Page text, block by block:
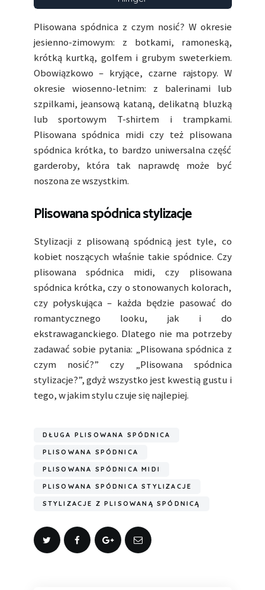
Plisowana spódnica z czym nosić? W okresie
jesienno-zimowym: z botkami, ramoneską,
krótką kurtką, golfem i grubym sweterkiem.
Obowiązkowo – kryjące, czarne rajstopy. W
okresie wiosenno-letnim: z balerinami lub
szpilkami, jeansową kataną, delikatną bluzką
lub sportowym T-shirtem i trampkami.
Plisowana spódnica midi czy też plisowana
spódnica krótka, to bardzo uniwersalna część
garderoby, która tak naprawdę może być
noszona ze wszystkim.
Plisowana spódnica stylizacje
Stylizacji z plisowaną spódnicą jest tyle, co
kobiet noszących właśnie takie spódnice. Czy
plisowana spódnica midi, czy plisowana
spódnica krótka, czy o stonowanych kolorach,
czy połyskująca – każda będzie pasować do
romantycznego looku, jak i do
ekstrawaganckiego. Dlatego nie ma potrzeby
zadawać sobie pytania: „Plisowana spódnica z
czym nosić?” czy „Plisowana spódnica
stylizacje?”, gdyż wszystko jest kwestią gustu i
tego, w jakim stylu czuje się najlepiej.
DŁUGA PLISOWANA SPÓDNICA
PLISOWANA SPÓDNICA
PLISOWANA SPÓDNICA MIDI
PLISOWANA SPÓDNICA STYLIZACJE
STYLIZACJE Z PLISOWANĄ SPÓDNICĄ